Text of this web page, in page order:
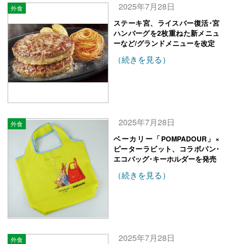
外食 2025年7月28日
ステーキ宮、ライスバー復活･宮
ハンバーグを2枚重ねた新メニュ
ーなど/グランドメニューを改定
（続きを見る）
外食 2025年7月28日
ベーカリー「POMPADOUR」×
ピーターラビット、コラボパン･
エコバッグ･キーホルダーを発売
（続きを見る）
外食 2025年7月28日